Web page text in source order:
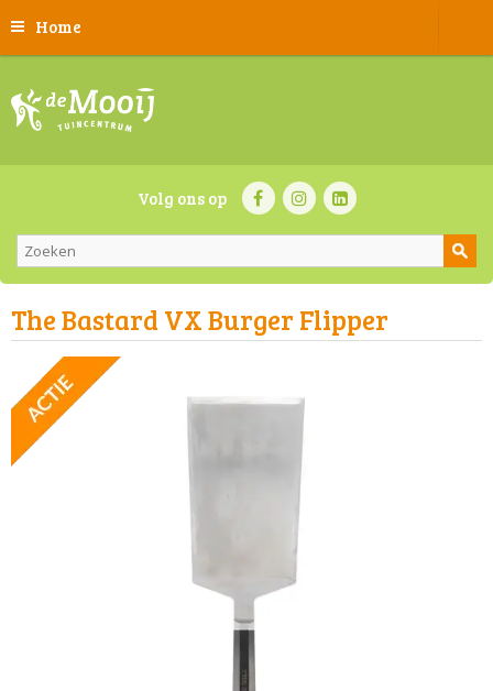
Home
Volg ons op
The Bastard VX Burger Flipper